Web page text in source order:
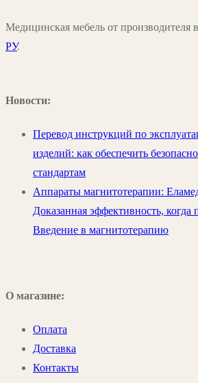
Медицинская мебель от производителя
РУ.
Новости:
Перевод инструкций по
изделий: как обеспечить
стандартам
Аппараты магнитотерапии:
Доказанная эффективность, когда
Введение в магнитотерапию
О магазине:
Оплата
Доставка
Контакты